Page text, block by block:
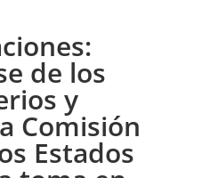
de los
y
Comisión
Estados